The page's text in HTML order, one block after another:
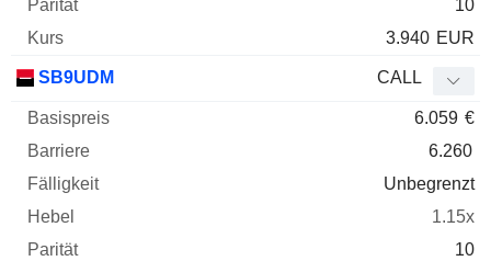
10
3.940 EUR
SB9UDM CALL
6.059 €
6.260
Unbegrenzt
1.15x
10